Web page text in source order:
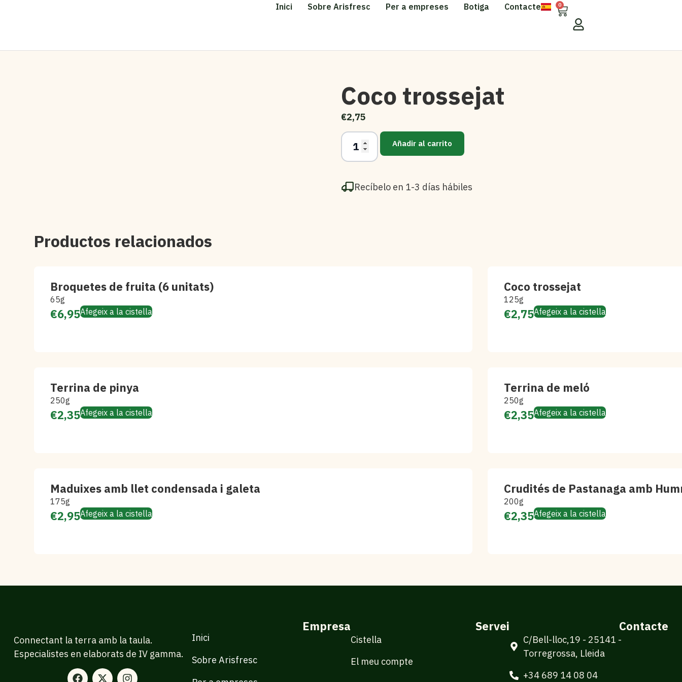
Inici Sobre Arisfresc Per a empreses Botiga Contacte 0
Coco trossejat
€2,75
Añadir al carrito
Recíbelo en 1-3 días hábiles
Productos relacionados
Broquetes de fruita (6 unitats)
65g
€6,95Afegeix a la cistella
Coco trossejat
125g
€2,75Afegeix a la cistella
Terrina de pinya
250g
€2,35Afegeix a la cistella
Terrina de meló
250g
€2,35Afegeix a la cistella
Maduixes amb llet condensada i galeta
175g
€2,95Afegeix a la cistella
Crudités de Pastanaga amb
200g
€2,35Afegeix a la cistella
Connectant la terra amb la taula.
Especialistes en elaborats de IV gamma.
Empresa
Inici
Sobre Arisfresc
Servei
Cistella
El meu compte
Contacte
C/Bell-lloc,19 - 25141 -
Torregrossa, Lleida
+34 689 14 08 04